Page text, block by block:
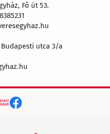
Fő út 53.
Budapesti utca 3/a